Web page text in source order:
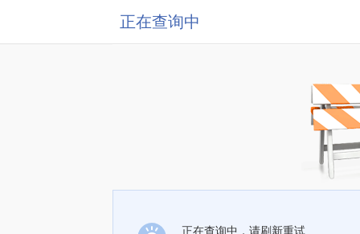
正在查询中
正在查询中，请刷新重试